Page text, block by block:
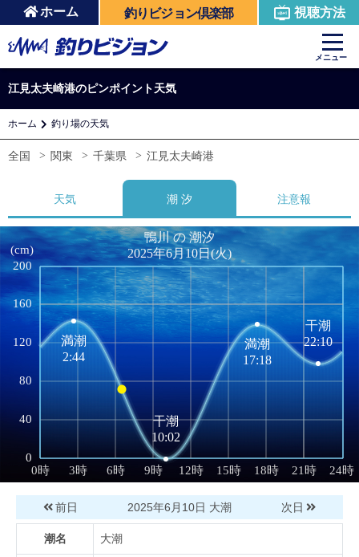
ホーム 釣りビジョン倶楽部 視聴方法
メニュー
江見太夫崎港のピンポイント天気
ホーム 釣り場の天気
全国 関東 千葉県 江見太夫崎港
天気 潮 汐 注意報
前日 2025年6月10日 大潮 次日
潮名 大潮